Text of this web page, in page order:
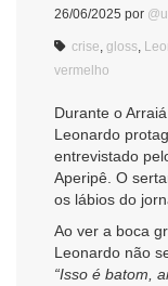
26/06/2025 por
crise gloss
vermelho
Durante o
Leonardo
entrevistado
Aperipê. O
os lábios do
Ao ver a boca
Leonardo não
“Isso é batom,